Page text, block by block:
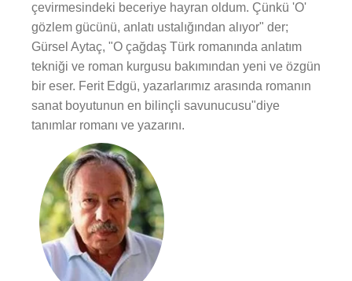
çevirmesindeki beceriye hayran oldum. Çünkü 'O'
gözlem gücünü, anlatı ustalığından alıyor" der;
Gürsel Aytaç, "O çağdaş Türk romanında anlatım
tekniği ve roman kurgusu bakımından yeni ve özgün
bir eser. Ferit Edgü, yazarlarımız arasında romanın
sanat boyutunun en bilinçli savunucusu"diye
tanımlar romanı ve yazarını.